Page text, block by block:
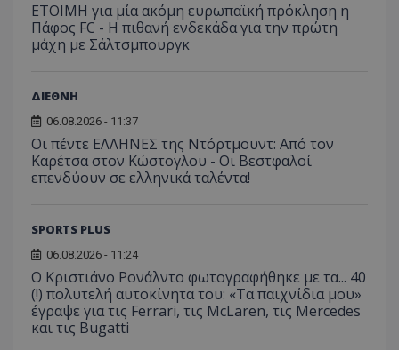
ΕΤΟΙΜΗ για μία ακόμη ευρωπαϊκή πρόκληση η
Πάφος FC - Η πιθανή ενδεκάδα για την πρώτη
μάχη με Σάλτσμπουργκ
ΔΙΕΘΝΗ
06.08.2026 - 11:37
Οι πέντε ΕΛΛΗΝΕΣ της Ντόρτμουντ: Από τον
Καρέτσα στον Κώστογλου - Οι Βεστφαλοί
επενδύουν σε ελληνικά ταλέντα!
SPORTS PLUS
06.08.2026 - 11:24
Ο Κριστιάνο Ρονάλντο φωτογραφήθηκε με τα... 40
(!) πολυτελή αυτοκίνητα του: «Τα παιχνίδια μου»
έγραψε για τις Ferrari, τις McLaren, τις Mercedes
και τις Bugatti